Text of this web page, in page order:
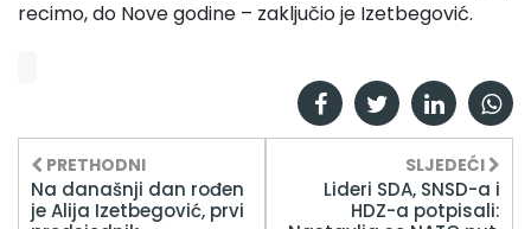
recimo, do Nove godine – zaključio je Izetbegović.
PRETHODNI
Na današnji dan rođen
je Alija Izetbegović, prvi
SLJEDEĆI
Lideri SDA, SNSD-a i
HDZ-a potpisali: